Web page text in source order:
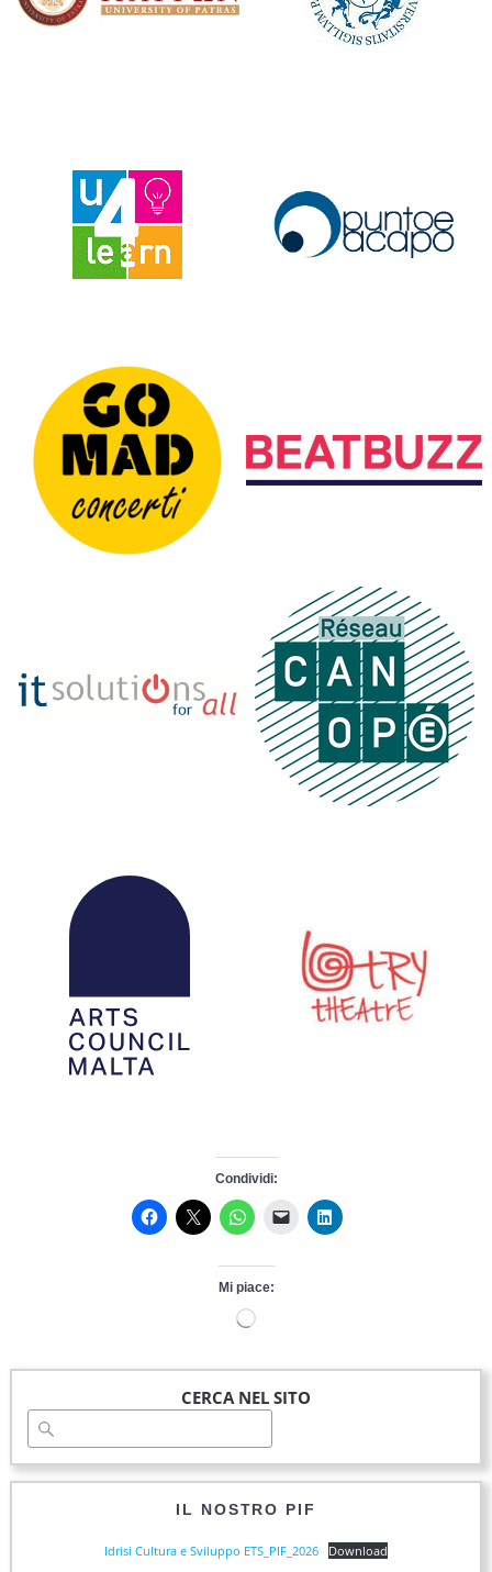
Condividi:
Mi piace:
Caricamento
corso…
CERCA NEL SITO
IL NOSTRO PIF
Idrisi Cultura e Sviluppo ETS_PIF_2026 Download